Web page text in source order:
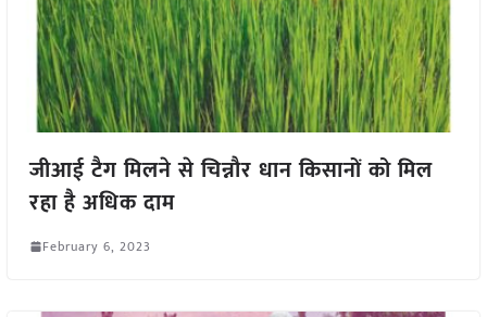
जीआई टैग मिलने से चिन्नौर धान किसानों को मिल
रहा है अधिक दाम
February 6, 2023